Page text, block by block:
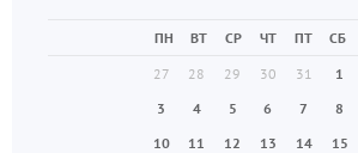
ПН ВТ СР ЧТ ПТ СБ
27
28 29 30 31 1
3
4 5 6 7 8
10
11 12 13 14 15